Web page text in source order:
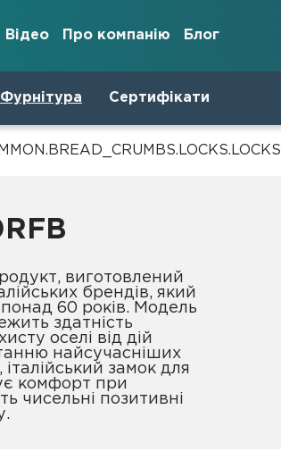
Відео Про компанію Блог
Сертифікати
брендів, який
60 років. Модель
здатність
оселі від дій
найсучасніших
замок для
комфорт при
чисельні позитивні